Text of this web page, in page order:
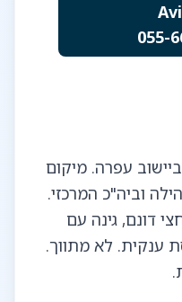
055-
2 קומות ביישוב עפרה. מיקום
וביה"כ המרכזי.
מגרש חצי דונם, גינה עם
ענקית. לא מתווך.